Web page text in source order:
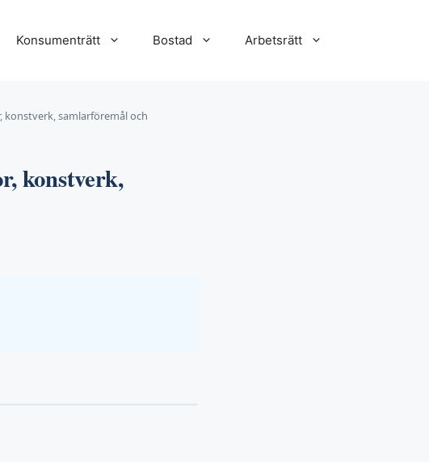
Konsumenträtt Bostad Arbetsrätt
konstverk, samlarföremål och
konstverk,